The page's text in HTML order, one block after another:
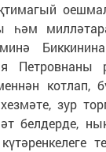
һәм
Петровнаны
котлап,
зур
белдерде,